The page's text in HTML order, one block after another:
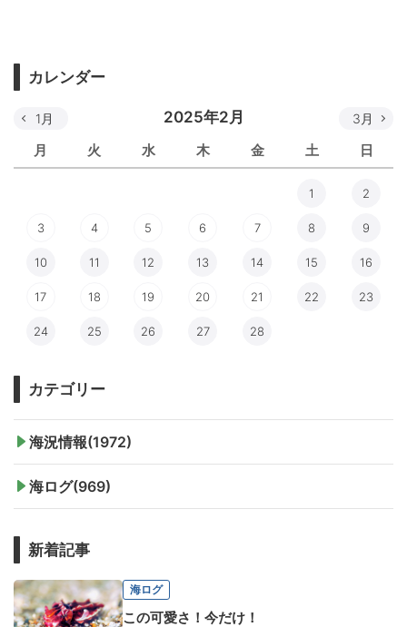
カレンダー
2025年2月
月 火 水 木 金 土 日
1月 3月
1 2
3 4 5 6 7 8 9
10 11 12 13 14 15 16
17 18 19 20 21 22 23
24 25 26 27 28
カテゴリー
海況情報(1972)
海ログ(969)
新着記事
海ログ
この可愛さ！今だけ！